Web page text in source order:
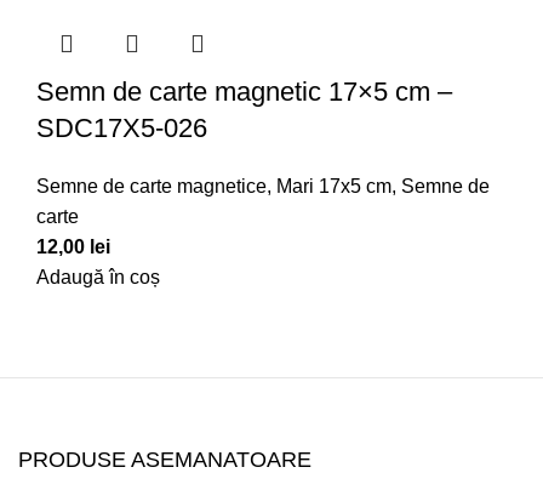
Semn de carte magnetic 17×5 cm –
SDC17X5-026
Semne de carte magnetice, Mari 17x5 cm, Semne de
carte
12,00 lei
Adaugă în coș
PRODUSE ASEMANATOARE